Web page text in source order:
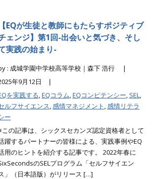
【EQが生徒と教師にもたらすポジティブ
ェンジ】第1回-出会いと気づき、そし
実践の始まり-
: 成城学園中学校高等学校｜森下 浩行 |
年9月12日 |
を実践する,EQコラム,EQコンピテンシー, SEL,
ルフサイエンス,感情マネジメント ,感情リテラ
ー
この記事は、シックスセカンズ認定資格者として
躍するパートナーの皆様による、実践事例やEQ
用のヒントを紹介する記事です。 2022年春に
のSELプログラム「セルフサイエン
」（日本語版）がリリース […]